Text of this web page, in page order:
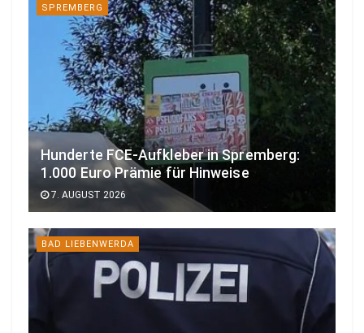
SPREMBERG
Hunderte FCE-Aufkleber in Spremberg:
1.000 Euro Prämie für Hinweise
7. AUGUST 2026
BAD LIEBENWERDA